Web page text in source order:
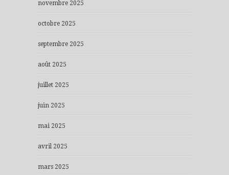
novembre 2025
octobre 2025
septembre 2025
août 2025
juillet 2025
juin 2025
mai 2025
avril 2025
mars 2025